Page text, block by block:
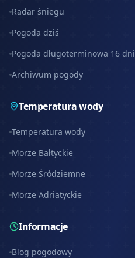
Radar śniegu
Pogoda dziś
Pogoda długoterminowa 16 dni
Archiwum pogody
Temperatura wody
Temperatura wody
Morze Bałtyckie
Morze Śródziemne
Morze Adriatyckie
Informacje
Blog pogodowy